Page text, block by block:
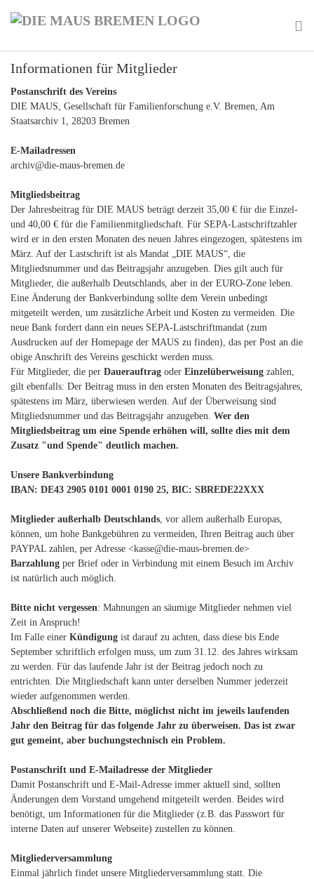
Informationen für Mitglieder
Postanschrift des Vereins
DIE MAUS, Gesellschaft für Familienforschung e.V. Bremen, Am
Staatsarchiv 1, 28203 Bremen
E-Mailadressen
archiv@die-maus-bremen.de
Mitgliedsbeitrag
Der Jahresbeitrag für DIE MAUS beträgt derzeit 35,00 € für die Einzel-
und 40,00 € für die Familienmitgliedschaft. Für SEPA-Lastschriftzahler
wird er in den ersten Monaten des neuen Jahres eingezogen, spätestens im
März. Auf der Lastschrift ist als Mandat „DIE MAUS“, die
Mitgliedsnummer und das Beitragsjahr anzugeben. Dies gilt auch für
Mitglieder, die außerhalb Deutschlands, aber in der EURO-Zone leben.
Eine Änderung der Bankverbindung sollte dem Verein unbedingt
mitgeteilt werden, um zusätzliche Arbeit und Kosten zu vermeiden. Die
neue Bank fordert dann ein neues SEPA-Lastschriftmandat (zum
Ausdrucken auf der Homepage der MAUS zu finden), das per Post an die
obige Anschrift des Vereins geschickt werden muss.
Für Mitglieder, die per Dauerauftrag oder Einzelüberweisung zahlen,
gilt ebenfalls: Der Beitrag muss in den ersten Monaten des Beitragsjahres,
spätestens im März, überwiesen werden. Auf der Überweisung sind
Mitgliedsnummer und das Beitragsjahr anzugeben. Wer den
Mitgliedsbeitrag um eine Spende erhöhen will, sollte dies mit dem
Zusatz "und Spende" deutlich machen.
Unsere Bankverbindung
IBAN: DE43 2905 0101 0001 0190 25, BIC: SBREDE22XXX
Mitglieder außerhalb Deutschlands, vor allem außerhalb Europas,
können, um hohe Bankgebühren zu vermeiden, Ihren Beitrag auch über
PAYPAL zahlen, per Adresse <kasse@die-maus-bremen.de>
Barzahlung per Brief oder in Verbindung mit einem Besuch im Archiv
ist natürlich auch möglich.
Bitte nicht vergessen: Mahnungen an säumige Mitglieder nehmen viel
Zeit in Anspruch!
Im Falle einer Kündigung ist darauf zu achten, dass diese bis Ende
September schriftlich erfolgen muss, um zum 31.12. des Jahres wirksam
zu werden. Für das laufende Jahr ist der Beitrag jedoch noch zu
entrichten. Die Mitgliedschaft kann unter derselben Nummer jederzeit
wieder aufgenommen werden.
Abschließend noch die Bitte, möglichst nicht im jeweils laufenden
Jahr den Beitrag für das folgende Jahr zu überweisen. Das ist zwar
gut gemeint, aber buchungstechnisch ein Problem.
Postanschrift und E-Mailadresse der Mitglieder
Damit Postanschrift und E-Mail-Adresse immer aktuell sind, sollten
Änderungen dem Vorstand umgehend mitgeteilt werden. Beides wird
benötigt, um Informationen für die Mitglieder (z.B. das Passwort für
interne Daten auf unserer Webseite) zustellen zu können.
Mitgliederversammlung
Einmal jährlich findet unsere Mitgliederversammlung statt. Die